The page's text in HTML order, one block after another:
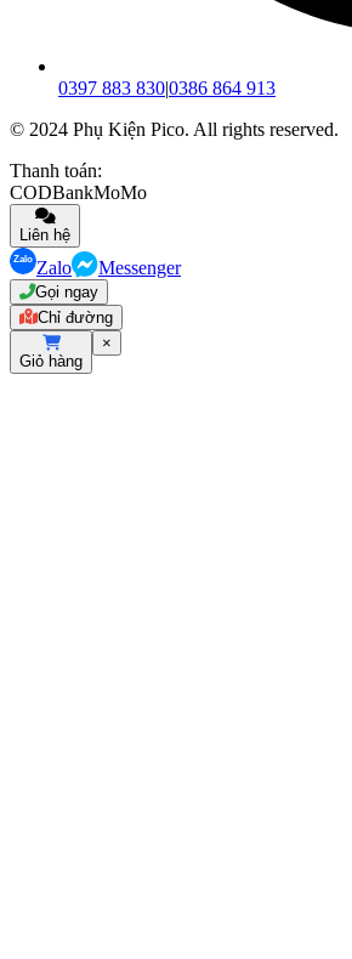
0397 883 830|0386 864 913
© 2024 Phụ Kiện Pico. All rights reserved.
Thanh toán:
CODBankMoMo
Liên hệ
Zalo Messenger
Gọi ngay
Chỉ đường
Giỏ hàng
×